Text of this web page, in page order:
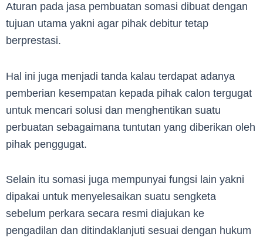
Aturan pada jasa pembuatan somasi dibuat dengan
tujuan utama yakni agar pihak debitur tetap
berprestasi.
Hal ini juga menjadi tanda kalau terdapat adanya
pemberian kesempatan kepada pihak calon tergugat
untuk mencari solusi dan menghentikan suatu
perbuatan sebagaimana tuntutan yang diberikan oleh
pihak penggugat.
Selain itu somasi juga mempunyai fungsi lain yakni
dipakai untuk menyelesaikan suatu sengketa
sebelum perkara secara resmi diajukan ke
pengadilan dan ditindaklanjuti sesuai dengan hukum